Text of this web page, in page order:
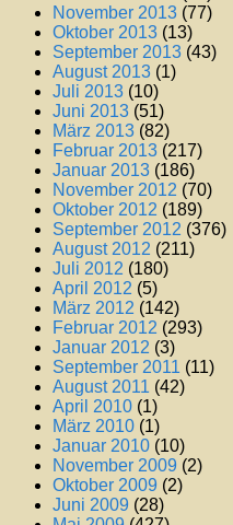
November 2013 (77)
Oktober 2013 (13)
September 2013 (43)
August 2013 (1)
Juli 2013 (10)
Juni 2013 (51)
März 2013 (82)
Februar 2013 (217)
Januar 2013 (186)
November 2012 (70)
Oktober 2012 (189)
September 2012 (376)
August 2012 (211)
Juli 2012 (180)
April 2012 (5)
März 2012 (142)
Februar 2012 (293)
Januar 2012 (3)
September 2011 (11)
August 2011 (42)
April 2010 (1)
März 2010 (1)
Januar 2010 (10)
November 2009 (2)
Oktober 2009 (2)
Juni 2009 (28)